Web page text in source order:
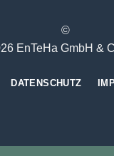
©
EnTeHa GmbH &
DATENSCHUTZ